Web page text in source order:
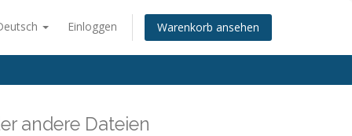
Einloggen Warenkorb ansehen
andere Dateien